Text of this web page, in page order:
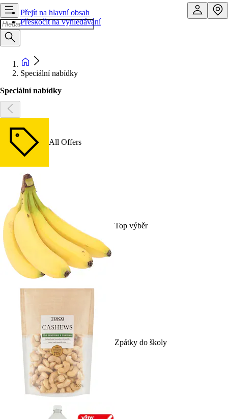
Přejít na hlavní obsah
Přeskočit na vyhledávání
Speciální nabídky
Speciální nabídky
All Offers
Top výběr
Zpátky do školy